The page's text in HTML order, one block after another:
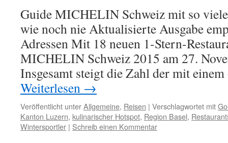
Guide MICHELIN Schweiz mit so
wie noch nie Aktualisierte Ausgabe
Adressen Mit 18 neuen 1-Stern-
MICHELIN Schweiz 2015 am 27.
Insgesamt steigt die Zahl der mit
Weiterlesen →
Veröffentlicht unterAllgemeine, Reisen | Verschlagwortet mit
Kanton Luzern, kulinarischer Hotspot, Region Basel,
Wintersportler | Schreib einen Kommentar